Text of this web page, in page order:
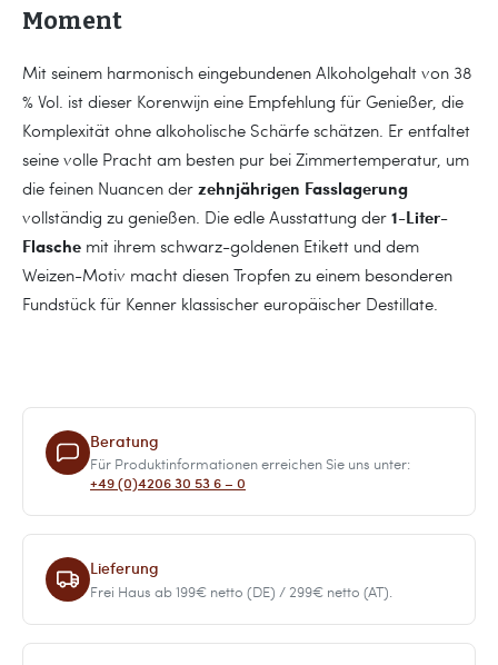
Moment
Mit seinem harmonisch eingebundenen Alkoholgehalt von 38
% Vol. ist dieser Korenwijn eine Empfehlung für Genießer, die
Komplexität ohne alkoholische Schärfe schätzen. Er entfaltet
seine volle Pracht am besten pur bei Zimmertemperatur, um
die feinen Nuancen der zehnjährigen Fasslagerung
vollständig zu genießen. Die edle Ausstattung der 1-Liter-
Flasche mit ihrem schwarz-goldenen Etikett und dem
Weizen-Motiv macht diesen Tropfen zu einem besonderen
Fundstück für Kenner klassischer europäischer Destillate.
Beratung
Für Produktinformationen erreichen Sie uns unter:
+49 (0)4206 30 53 6 – 0
Lieferung
Frei Haus ab 199€ netto (DE) / 299€ netto (AT).